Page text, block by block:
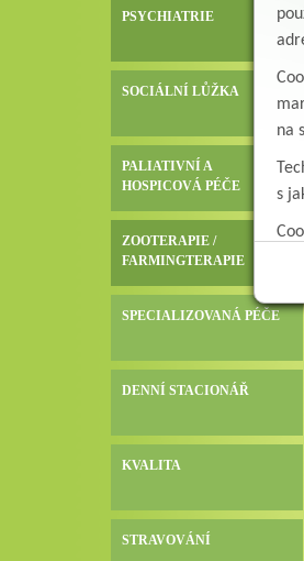
PSYCHIATRIE
SOCIÁLNÍ LŮŽKA
PALIATIVNÍ A
HOSPICOVÁ PÉČE
ZOOTERAPIE /
FARMINGTERAPIE
SPECIALIZOVANÁ PÉČE
DENNÍ STACIONÁŘ
KVALITA
STRAVOVÁNÍ
na
s